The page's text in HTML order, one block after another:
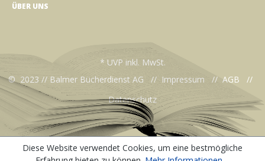
ÜBER UNS
* UVP inkl. MwSt.
© 2023 // Balmer Bücherdienst AG // Impressum // AGB //
Datenschutz
Diese Website verwendet Cookies, um eine bestmögliche